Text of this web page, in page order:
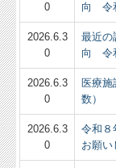
0
向 令
2026.6.3
0
最近の
向 令
2026.6.3
0
医療施
数）
2026.6.3
0
令和８
お願い